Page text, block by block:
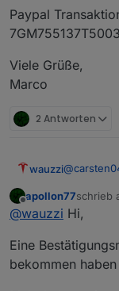
Paypal
Viele Grüße,
Marco
2 Antworten
wauzzi@
@
Email
Hallo Orga
ich habe
apollon77schrieb
zuletzt
@wauzzi Hi,
Eine
bekommen